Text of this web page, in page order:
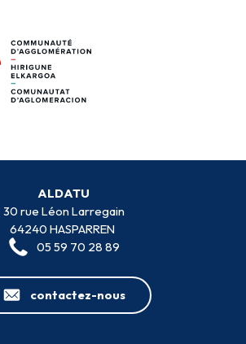
ALDATU
30 rue Léon Larregain
64240 HASPARREN
05 59 70 28 89
contactez-nous